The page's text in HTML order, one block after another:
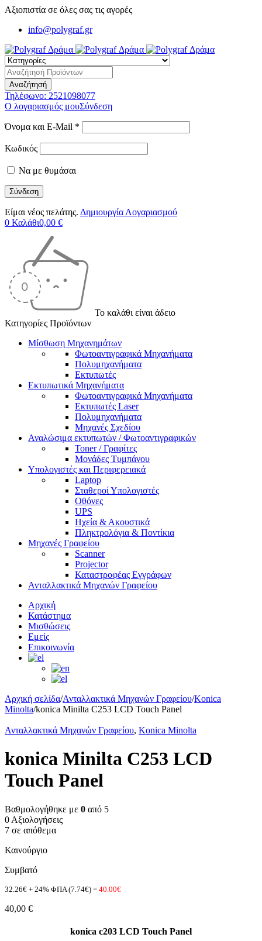
Αξιοπιστία σε όλες σας τις αγορές
info@polygraf.gr
Τηλέφωνο: 2521098077
Ο λογαριασμός μουΣύνδεση
Όνομα και E-Mail *
Κωδικός
Να με θυμάσαι
Είμαι νέος πελάτης. Δημιουργία Λογαριασμού
0 Καλάθι0,00 €
Το καλάθι είναι άδειο
Κατηγορίες Προϊόντων
Μίσθωση Μηχανημάτων
Φωτοαντιγραφικά Μηχανήματα
Πολυμηχανήματα
Εκτυπωτές
Εκτυπωτικά Μηχανήματα
Φωτοαντιγραφικά Μηχανήματα
Εκτυπωτές Laser
Πολυμηχανήματα
Μηχανές Σχεδίου
Αναλώσιμα εκτυπωτών / Φωτοαντιγραφικών
Toner / Γραφίτες
Μονάδες Τυμπάνου
Υπολογιστές και Περιφερειακά
Laptop
Σταθεροί Υπολογιστές
Οθόνες
UPS
Ηχεία & Ακουστικά
Πληκτρολόγια & Ποντίκια
Μηχανές Γραφείου
Scanner
Projector
Καταστροφέας Εγγράφων
Ανταλλακτικά Μηχανών Γραφείου
Αρχική
Κατάστημα
Μισθώσεις
Εμείς
Επικοινωνία
Αρχική σελίδα/Ανταλλακτικά Μηχανών Γραφείου/Konica
Minolta/konica Minilta C253 LCD Touch Panel
Ανταλλακτικά Μηχανών Γραφείου, Konica Minolta
konica Minilta C253 LCD
Touch Panel
Βαθμολογήθηκε με 0 από 5
0 Αξιολογήσεις
7 σε απόθεμα
Καινούργιο
Συμβατό
32.26€ + 24% ΦΠΑ (7.74€) = 40.00€
40,00 €
konica c203 LCD Touch Panel